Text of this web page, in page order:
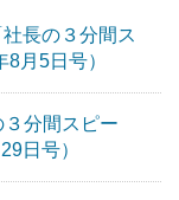
長の３分間ス
月5日号）
分間スピー
日号）